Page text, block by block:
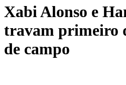
Xabi Alonso e
travam primeiro
de campo